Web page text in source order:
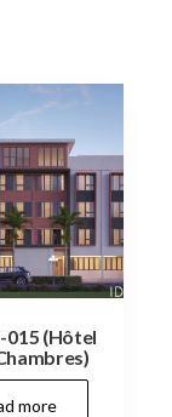
015 (Hôtel
more